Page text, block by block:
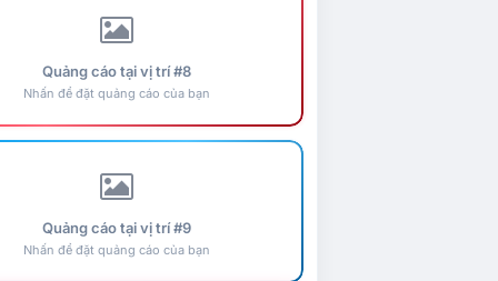
Quảng cáo tại vị trí #8
Nhấn để đặt quảng cáo của bạn
Quảng cáo tại vị trí #9
Nhấn để đặt quảng cáo của bạn